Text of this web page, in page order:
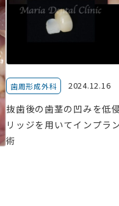
歯周形成外科 2024.12.16
抜歯後の歯茎の凹みを低
リッジを用いてインプラ
術